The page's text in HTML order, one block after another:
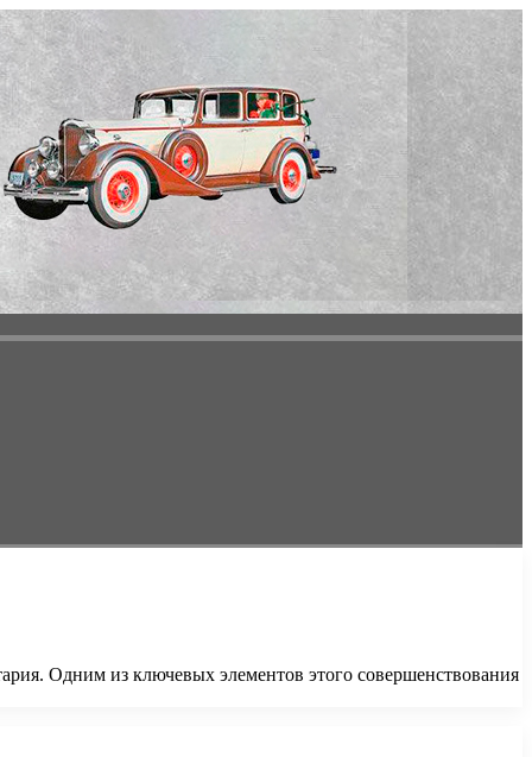
Одним из ключевых элементов этого совершенствования